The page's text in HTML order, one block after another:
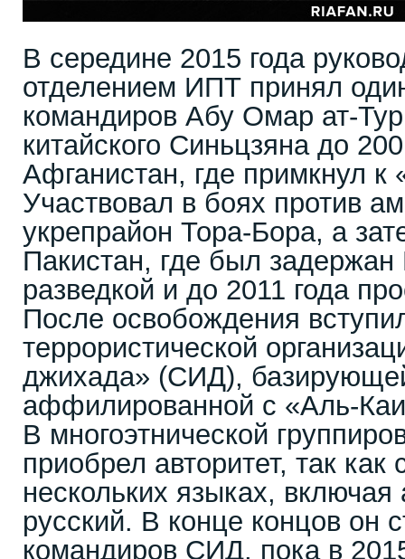
В середине 2015 года
отделением ИПТ принял
командиров Абу Омар ат-
китайского Синьцзяна до
Афганистан, где примкнул к
Участвовал в боях против
укрепрайон Тора-Бора, а
Пакистан, где был
разведкой и до 2011 года
После освобождения
террористической
джихада» (СИД),
аффилированной с «Аль-
В многоэтнической
приобрел авторитет, так как
нескольких языках,
русский. В конце концов он
командиров СИД, пока в